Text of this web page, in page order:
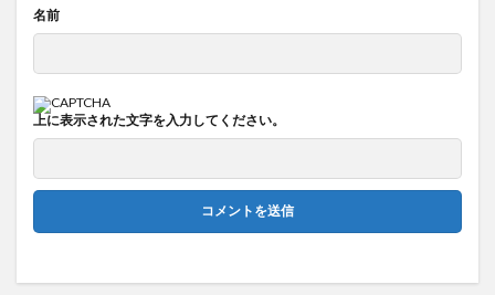
名前
上に表示された文字を入力してください。